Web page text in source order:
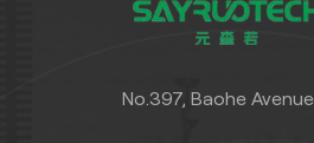
No.397, Baohe